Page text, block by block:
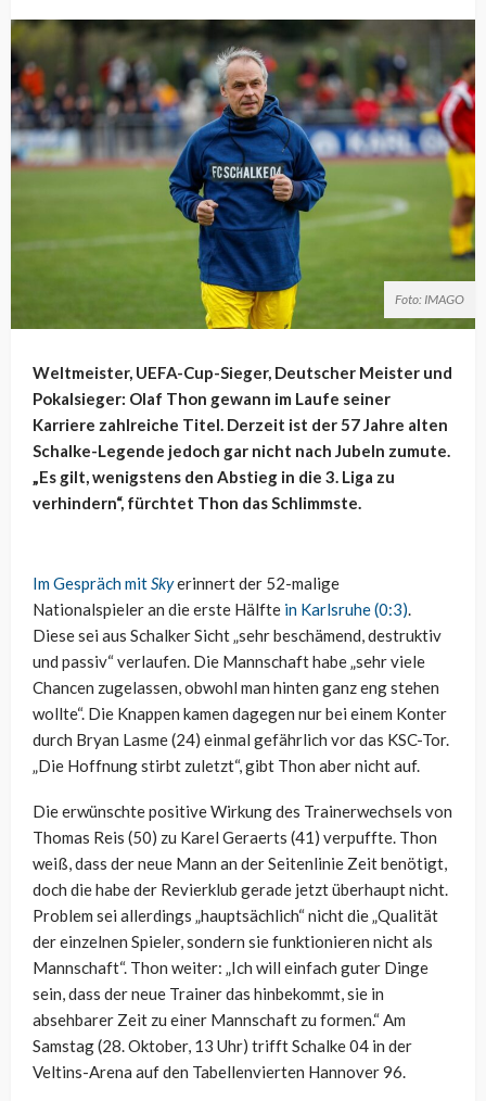
Foto: IMAGO
Weltmeister, UEFA-Cup-Sieger, Deutscher Meister und
Pokalsieger: Olaf Thon gewann im Laufe seiner
Karriere zahlreiche Titel. Derzeit ist der 57 Jahre alten
Schalke-Legende jedoch gar nicht nach Jubeln zumute.
„Es gilt, wenigstens den Abstieg in die 3. Liga zu
verhindern“, fürchtet Thon das Schlimmste.
Im Gespräch mitSkyerinnert der 52-malige
Nationalspieler an die erste Hälfte in Karlsruhe (0:3).
Diese sei aus Schalker Sicht „sehr beschämend, destruktiv
und passiv“ verlaufen. Die Mannschaft habe „sehr viele
Chancen zugelassen, obwohl man hinten ganz eng stehen
wollte“. Die Knappen kamen dagegen nur bei einem Konter
durch Bryan Lasme (24) einmal gefährlich vor das KSC-Tor.
„Die Hoffnung stirbt zuletzt“, gibt Thon aber nicht auf.
Die erwünschte positive Wirkung des Trainerwechsels von
Thomas Reis (50) zu Karel Geraerts (41) verpuffte. Thon
weiß, dass der neue Mann an der Seitenlinie Zeit benötigt,
doch die habe der Revierklub gerade jetzt überhaupt nicht.
Problem sei allerdings „hauptsächlich“ nicht die „Qualität
der einzelnen Spieler, sondern sie funktionieren nicht als
Mannschaft“. Thon weiter: „Ich will einfach guter Dinge
sein, dass der neue Trainer das hinbekommt, sie in
absehbarer Zeit zu einer Mannschaft zu formen.“ Am
Samstag (28. Oktober, 13 Uhr) trifft Schalke 04 in der
Veltins-Arena auf den Tabellenvierten Hannover 96.